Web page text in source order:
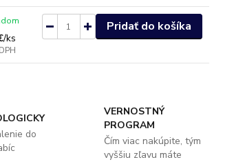
/ks
Pridať do košíka
do
VERNOSTNÝ
PROGRAM
Čím viac nakúpite, tým
vyššiu zľavu máte